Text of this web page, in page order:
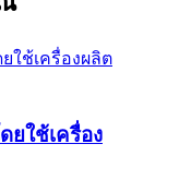
ยใช้เครื่อง